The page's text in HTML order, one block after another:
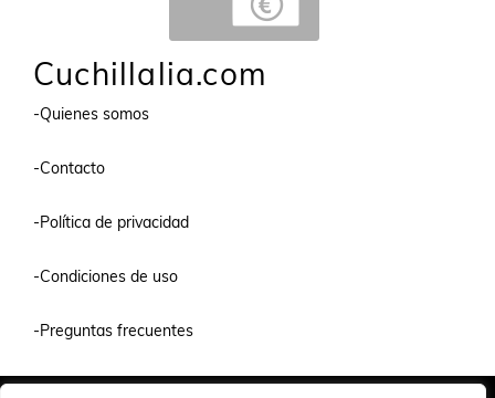
Cuchillalia.com
-Quienes somos
-Contacto
-Política de privacidad
-Condiciones de uso
-Preguntas frecuentes